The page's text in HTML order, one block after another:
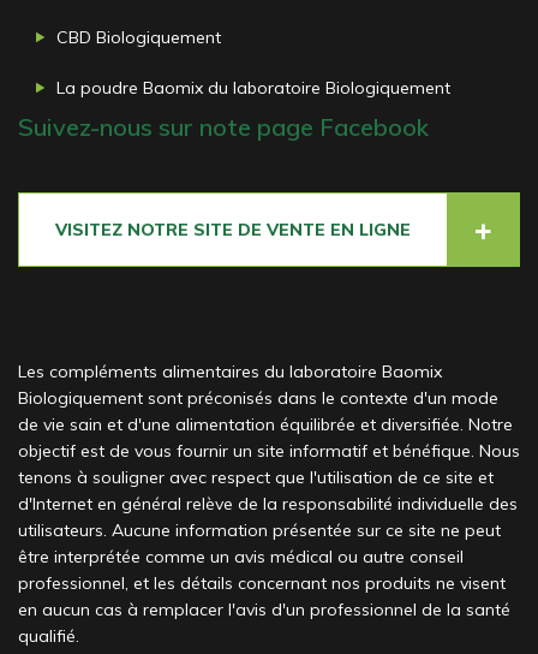
CBD Biologiquement
La poudre Baomix du laboratoire Biologiquement
Suivez-nous sur note page Facebook
VISITEZ NOTRE SITE DE VENTE EN LIGNE
Les compléments alimentaires du laboratoire Baomix
Biologiquement sont préconisés dans le contexte d'un mode
de vie sain et d'une alimentation équilibrée et diversifiée. Notre
objectif est de vous fournir un site informatif et bénéfique. Nous
tenons à souligner avec respect que l'utilisation de ce site et
d'Internet en général relève de la responsabilité individuelle des
utilisateurs. Aucune information présentée sur ce site ne peut
être interprétée comme un avis médical ou autre conseil
professionnel, et les détails concernant nos produits ne visent
en aucun cas à remplacer l'avis d'un professionnel de la santé
qualifié.